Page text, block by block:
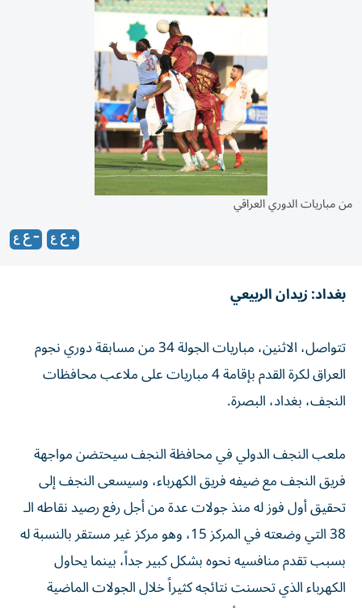
من مباريات الدوري العراقي
بغداد: زيدان الربيعي
تتواصل، الاثنين، مباريات الجولة 34 من مسابقة دوري نجوم
العراق لكرة القدم بإقامة 4 مباريات على ملاعب محافظات
النجف، بغداد، البصرة.
ملعب النجف الدولي في محافظة النجف سيحتضن مواجهة
فريق النجف مع ضيفه فريق الكهرباء، وسيسعى النجف إلى
تحقيق أول فوز له منذ جولات عدة من أجل رفع رصيد نقاطه الـ
38 التي وضعته في المركز 15، وهو مركز غير مستقر بالنسبة له
بسبب تقدم منافسيه نحوه بشكل كبير جداً، بينما يحاول
الكهرباء الذي تحسنت نتائجه كثيراً خلال الجولات الماضية